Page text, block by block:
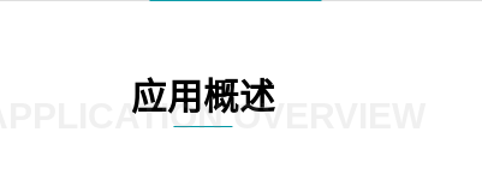
应用概述
APPLICATION OVERVIEW